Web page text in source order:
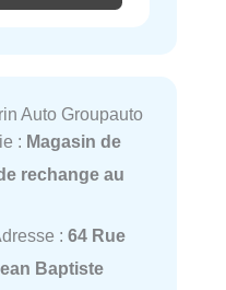
Auto Groupauto
: Magasin de
rechange au
: 64 Rue
Baptiste